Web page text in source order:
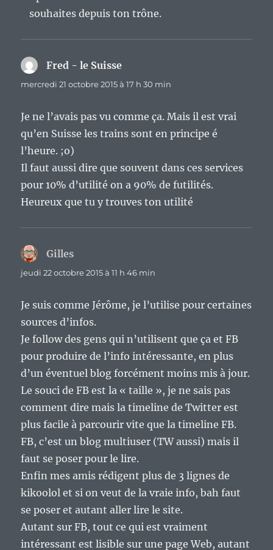
souhaites depuis ton trône.
Fred - le Suisse
mercredi 21 octobre 2015 à 17 h 30 min
Je ne l’avais pas vu comme ça. Mais il est vrai
qu’en Suisse les trains sont en principe é
l’heure. ;o)
Il faut aussi dire que souvent dans ces services
pour 10% d’utilité on a 90% de futilités.
Heureux que tu y trouves ton utilité
Gilles
jeudi 22 octobre 2015 à 11 h 46 min
Je suis comme Jérôme, je l’utilise pour certaines
sources d’infos.
Je follow des gens qui n’utilisent que ça et FB
pour produire de l’info intéressante, en plus
d’un éventuel blog forcément moins mis à jour.
Le souci de FB est la « taille », je ne sais pas
comment dire mais la timeline de Twitter est
plus facile à parcourir vite que la timeline FB.
FB, c’est un blog multiuser (TW aussi) mais il
faut se poser pour le lire.
Enfin mes amis rédigent plus de 3 lignes de
kikoolol et si on veut de la vraie info, bah faut
se poser et autant aller lire le site.
Autant sur FB, tout ce qui est vraiment
intéressant est lisible sur une page Web, autant